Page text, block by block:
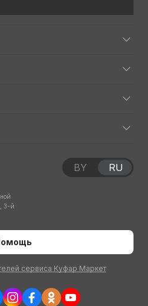
3-й
сервиса Куфар Маркет
BY RU